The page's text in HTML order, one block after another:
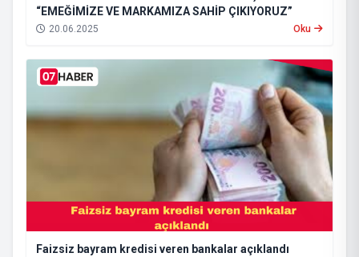
“EMEĞİMİZE VE MARKAMIZA SAHİP ÇIKIYORUZ”
20.06.2025 Oku
Faizsiz bayram kredisi veren bankalar açıklandı